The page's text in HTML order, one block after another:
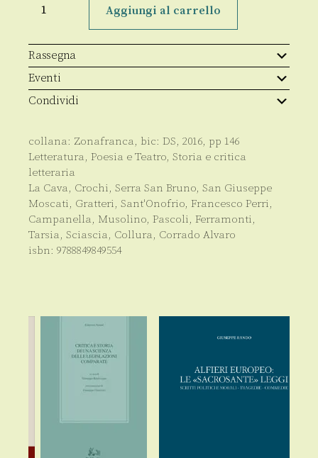
seme
perse
quantità
Aggiungi al carrello
Rassegna
Eventi
Condividi
collana: Zonafranca, bic: DS, 2016, pp 146
Letteratura, Poesia e Teatro, Storia e critica
letteraria
La Cava, Crochi, Serra San Bruno, San Giuseppe
Moscati, Gratteri, Sant'Onofrio, Francesco Perri,
Campanella, Musolino, Pascoli, Ferramonti,
Tarsia, Sciascia, Collura, Corrado Alvaro
isbn: 9788849849554